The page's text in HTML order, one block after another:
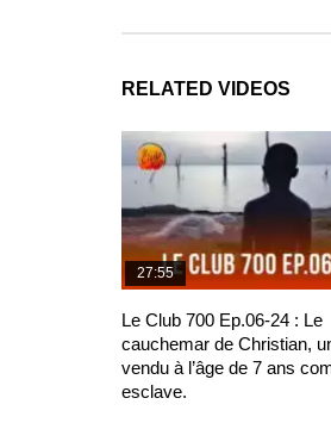
RELATED VIDEOS
27:55
Le Club 700 Ep.06-24 : Le
cauchemar de Christian,
vendu à l’âge de 7 ans
esclave.